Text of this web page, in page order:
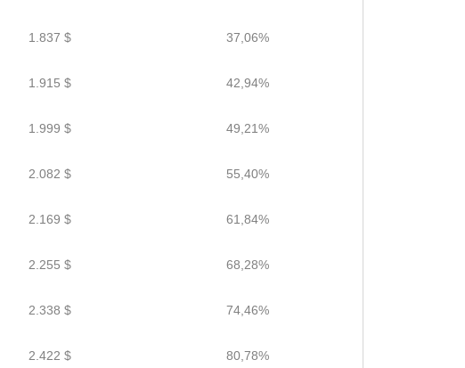
1.837 $ 37,06%
1.915 $ 42,94%
1.999 $ 49,21%
2.082 $ 55,40%
2.169 $ 61,84%
2.255 $ 68,28%
2.338 $ 74,46%
2.422 $ 80,78%